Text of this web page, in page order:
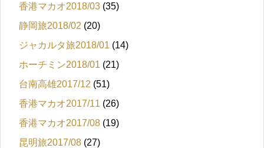
香港マカオ2018/03 (35)
静岡旅2018/02 (20)
ジャカルタ旅2018/01 (14)
ホーチミン2018/01 (21)
台南高雄2017/12 (51)
香港マカオ2017/11 (26)
香港マカオ2017/08 (19)
昆明旅2017/08 (27)